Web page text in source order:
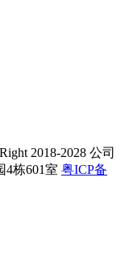
2018-2028 公司
4栋601室 粤ICP备